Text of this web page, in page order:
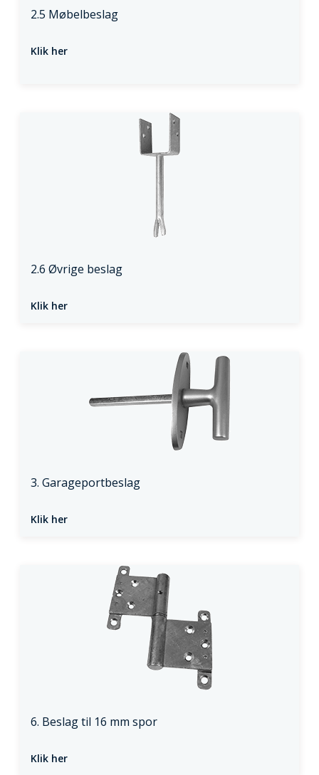
2.5 Møbelbeslag
Klik her
2.6 Øvrige beslag
Klik her
3. Garageportbeslag
Klik her
6. Beslag til 16 mm spor
Klik her